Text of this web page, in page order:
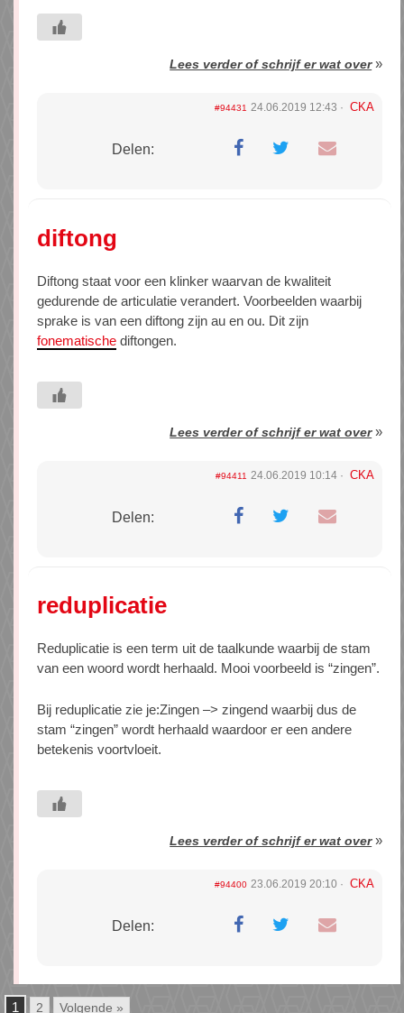
Lees verder of schrijf er wat over»
#94431 24.06.2019 12:43 CKA
Delen:
diftong
Diftong staat voor een klinker waarvan de kwaliteit
gedurende de articulatie verandert. Voorbeelden waarbij
sprake is van een diftong zijn au en ou. Dit zijn
fonematische diftongen.
Lees verder of schrijf er wat over»
#94411 24.06.2019 10:14 CKA
Delen:
reduplicatie
Reduplicatie is een term uit de taalkunde waarbij de stam
van een woord wordt herhaald. Mooi voorbeeld is “zingen”.
Bij reduplicatie zie je:Zingen –> zingend waarbij dus de
stam “zingen” wordt herhaald waardoor er een andere
betekenis voortvloeit.
Lees verder of schrijf er wat over»
#94400 23.06.2019 20:10 CKA
Delen:
1 2 Volgende »